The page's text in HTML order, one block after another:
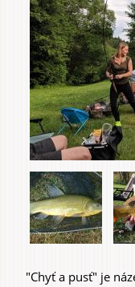
"Chyť a pusť" je